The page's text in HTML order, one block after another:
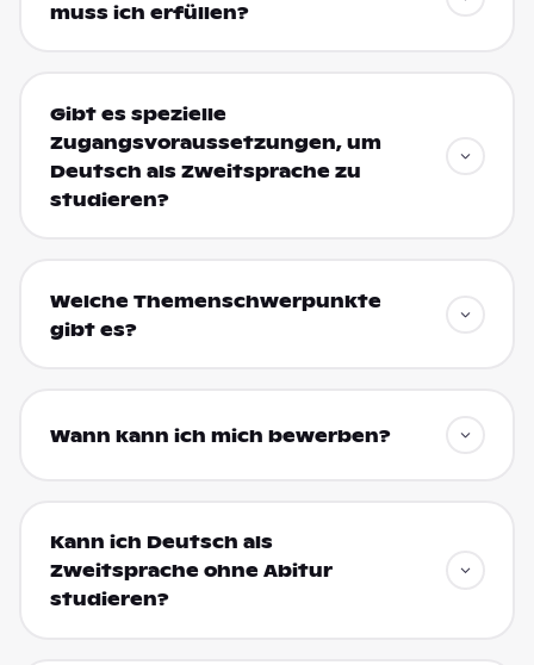
muss ich erfüllen?
Gibt es spezielle
Zugangsvoraussetzungen, um
Deutsch als Zweitsprache zu
studieren?
Welche Themenschwerpunkte
gibt es?
Wann kann ich mich bewerben?
Kann ich Deutsch als
Zweitsprache ohne Abitur
studieren?